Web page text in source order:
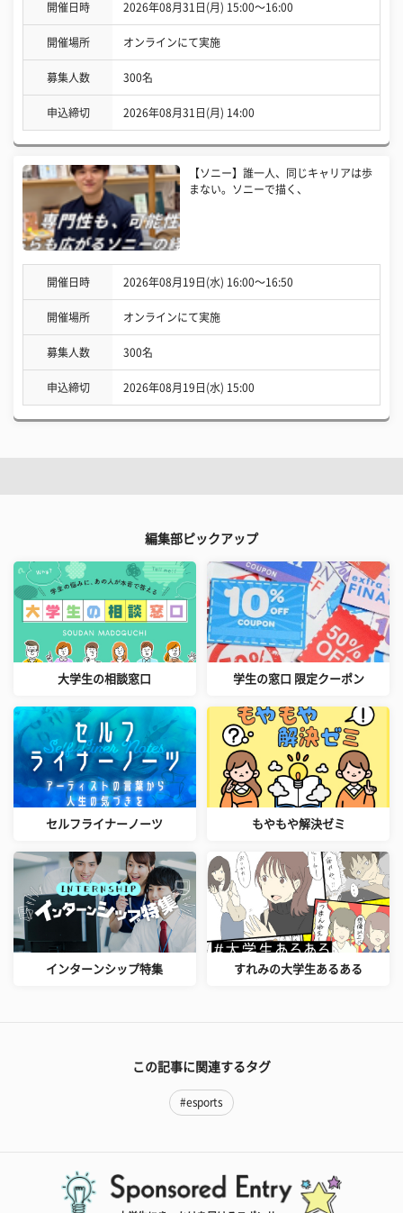
開催日時 2026年08月31日(月) 15:00〜16:00
開催場所 オンラインにて実施
募集人数 300名
申込締切 2026年08月31日(月) 14:00
【ソニー】誰一人、同じキャリアは歩
まない。ソニーで描く、
開催日時 2026年08月19日(水) 16:00〜16:50
開催場所 オンラインにて実施
募集人数 300名
申込締切 2026年08月19日(水) 15:00
編集部ピックアップ
大学生の相談窓口 学生の窓口 限定クーポン
セルフライナーノーツ もやもや解決ゼミ
インターンシップ特集 すれみの大学生あるある
この記事に関連するタグ
#esports